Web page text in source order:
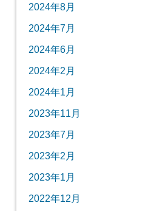
2024年8月
2024年7月
2024年6月
2024年2月
2024年1月
2023年11月
2023年7月
2023年2月
2023年1月
2022年12月